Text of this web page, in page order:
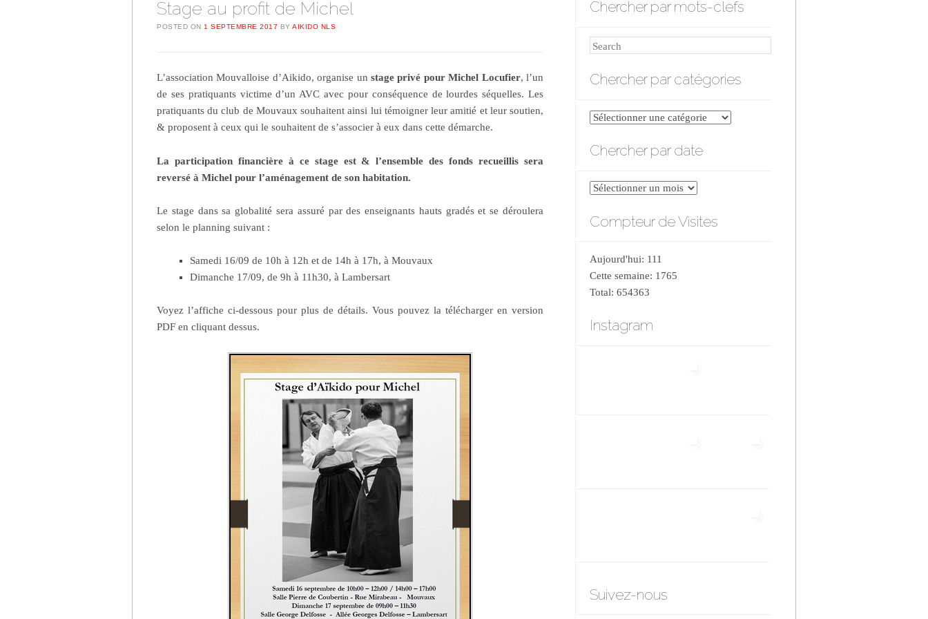
Stage au profit de Michel
POSTED ON 1 SEPTEMBRE 2017 BY AIKIDO NLS
L’association Mouvalloise d’Aikido, organise un stage privé pour Michel Locufier, l’un
de ses pratiquants victime d’un AVC avec pour conséquence de lourdes séquelles. Les
pratiquants du club de Mouvaux souhaitent ainsi lui témoigner leur amitié et leur soutien,
& proposent à ceux qui le souhaitent de s’associer à eux dans cette démarche.
La participation financière à ce stage est & l’ensemble des fonds recueillis sera
reversé à Michel pour l’aménagement de son habitation.
Le stage dans sa globalité sera assuré par des enseignants hauts gradés et se déroulera
selon le planning suivant :
Samedi 16/09 de 10h à 12h et de 14h à 17h, à Mouvaux
Dimanche 17/09, de 9h à 11h30, à Lambersart
Voyez l’affiche ci-dessous pour plus de détails. Vous pouvez la télécharger en version
PDF en cliquant dessus.
Chercher par mots-clefs
Search
Chercher par catégories
Chercher
catégories
Chercher par date
Chercher
date
Compteur de Visites
Aujourd'hui: 111
Cette semaine: 1765
Total: 654363
Instagram
Suivez-nous